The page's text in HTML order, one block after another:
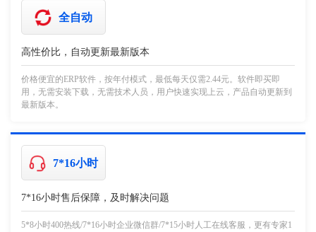
全自动
高性价比，自动更新最新版本
价格便宜的ERP软件，按年付模式，最低每天仅需2.44元。软件即买即
用，无需安装下载，无需技术人员，用户快速实现上云，产品自动更新到
最新版本。
7*16小时
7*16小时售后保障，及时解决问题
5*8小时400热线/7*16小时企业微信群/7*15小时人工在线客服，更有专家1